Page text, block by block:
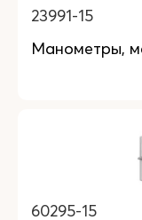
23991-15
Манометры,
60295-15